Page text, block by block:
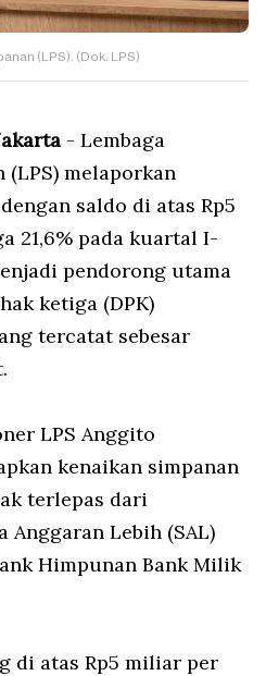
(LPS). (Dok. LPS)
- Lembaga
(LPS) melaporkan
saldo di atas Rp5
21,6% pada kuartal I-
pendorong utama
ketiga (DPK)
tercatat sebesar
LPS Anggito
kenaikan simpanan
terlepas dari
Anggaran Lebih (SAL)
Himpunan Bank Milik
di atas Rp5 miliar per